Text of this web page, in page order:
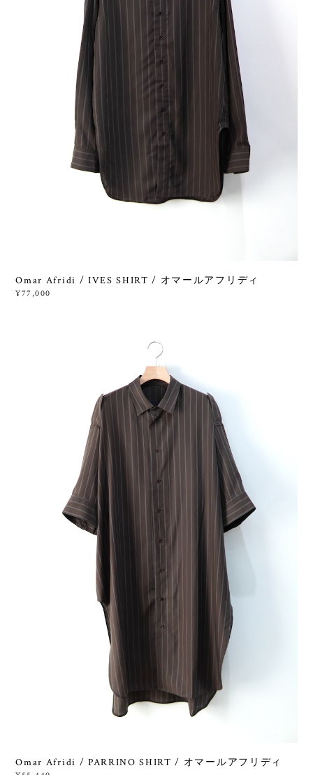
Omar Afridi / IVES SHIRT / オマールアフリディ
¥77,000
Omar Afridi / PARRINO SHIRT / オマールアフリディ